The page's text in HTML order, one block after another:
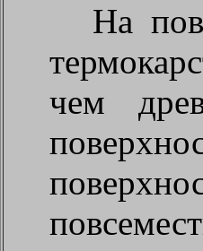
На
чем